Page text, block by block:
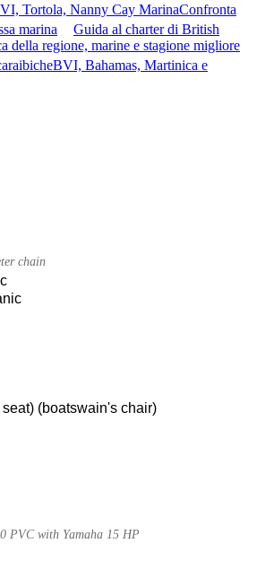
Tortola, Nanny Cay MarinaConfronta
marina
Guida al charter di British
della regione, marine e stagione migliore
BVI, Bahamas, Martinica e
chain
(boatswain's chair)
PVC with Yamaha 15 HP